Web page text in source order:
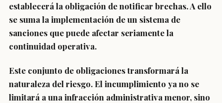
establecerá la obligación de notificar brechas. A ello
se suma la implementación de un sistema de
sanciones que puede afectar seriamente la
continuidad operativa.
Este conjunto de obligaciones transformará la
naturaleza del riesgo. El incumplimiento ya no se
limitará a una infracción administrativa menor, sino